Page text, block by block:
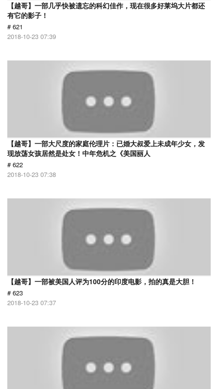
【越哥】一部几乎快被遗忘的科幻佳作，现在很多好莱坞大片都还
有它的影子！
# 621
2018-10-23 07:39
【越哥】一部大尺度的家庭伦理片：已婚大叔爱上未成年少女，发
现放荡女孩居然是处女！中年危机之《美国丽人
# 622
2018-10-23 07:38
【越哥】一部被美国人评为100分的印度电影，拍的真是大胆！
# 623
2018-10-23 07:37